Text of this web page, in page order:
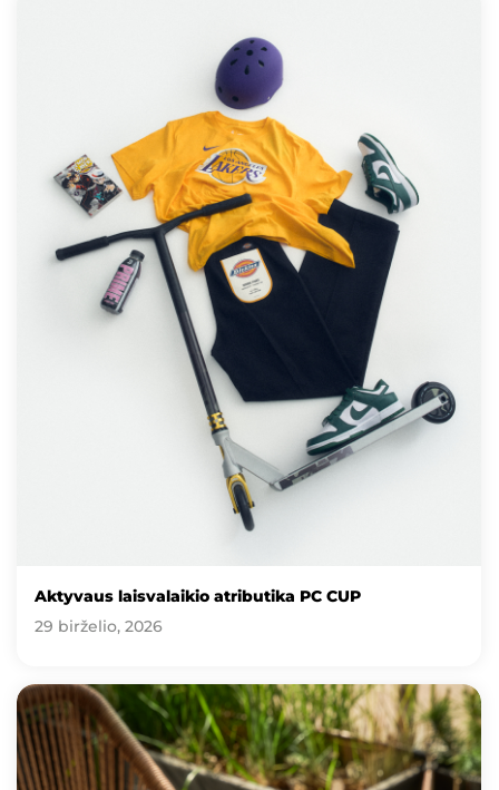
Aktyvaus laisvalaikio atributika PC CUP
29 birželio, 2026